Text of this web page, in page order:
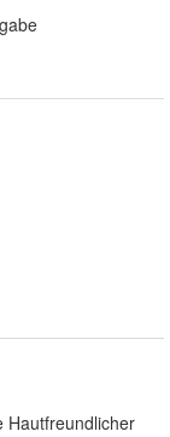
Hautfreundlicher